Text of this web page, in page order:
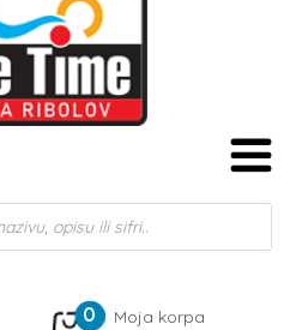
0 Moja korpa